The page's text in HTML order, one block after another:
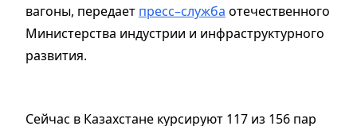
вагоны, передает пресс–служба отечественного
Министерства индустрии и инфраструктурного
развития.
Сейчас в Казахстане курсируют 117 из 156 пар